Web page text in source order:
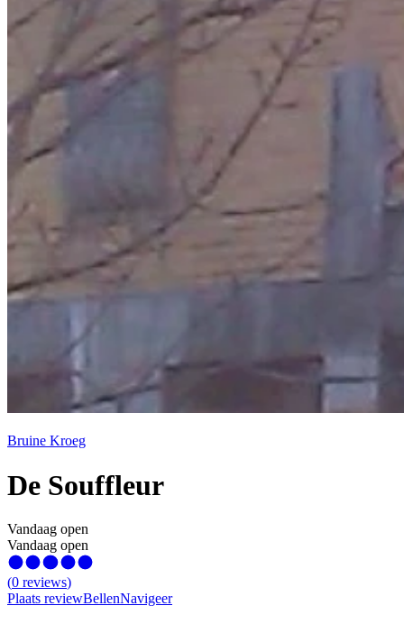
Bruine Kroeg
De Souffleur
Vandaag open
Vandaag open
(0 reviews)
Plaats reviewBellenNavigeer